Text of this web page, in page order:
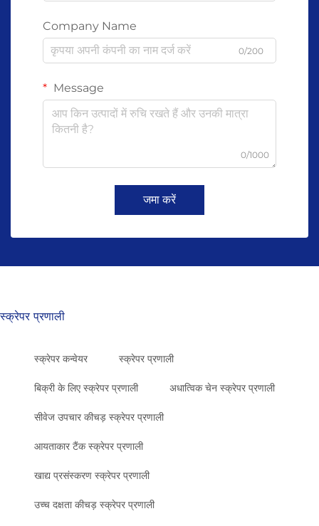
Company Name
0/200
Message
0/1000
जमा करें
स्क्रेपर प्रणाली
स्क्रेपर कन्वेयर स्क्रेपर प्रणाली
बिक्री के लिए स्क्रेपर प्रणाली अधात्विक चेन स्क्रेपर प्रणाली
सीवेज उपचार कीचड़ स्क्रेपर प्रणाली
आयताकार टैंक स्क्रेपर प्रणाली
खाद्य प्रसंस्करण स्क्रेपर प्रणाली
उच्च दक्षता कीचड़ स्क्रेपर प्रणाली